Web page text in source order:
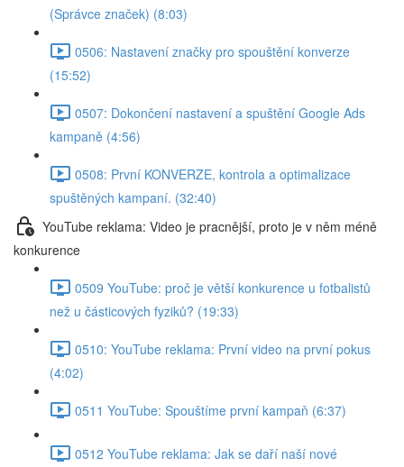
(Správce značek) (8:03)
0506: Nastavení značky pro spouštění konverze
(15:52)
0507: Dokončení nastavení a spuštění Google Ads
kampaně (4:56)
0508: První KONVERZE, kontrola a optimalizace
spuštěných kampaní. (32:40)
YouTube reklama: Video je pracnější, proto je v něm méně
konkurence
0509 YouTube: proč je větší konkurence u fotbalistů
než u částicových fyziků? (19:33)
0510: YouTube reklama: První video na první pokus
(4:02)
0511 YouTube: Spouštíme první kampaň (6:37)
0512 YouTube reklama: Jak se daří naší nové